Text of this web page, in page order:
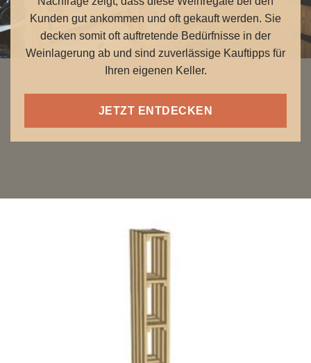
Kunden gut ankommen und oft gekauft werden. Sie
decken somit oft auftretende Bedürfnisse in der
Weinlagerung ab und sind zuverlässige Kauftipps für
Ihren eigenen Keller.
JETZT ENTDECKEN